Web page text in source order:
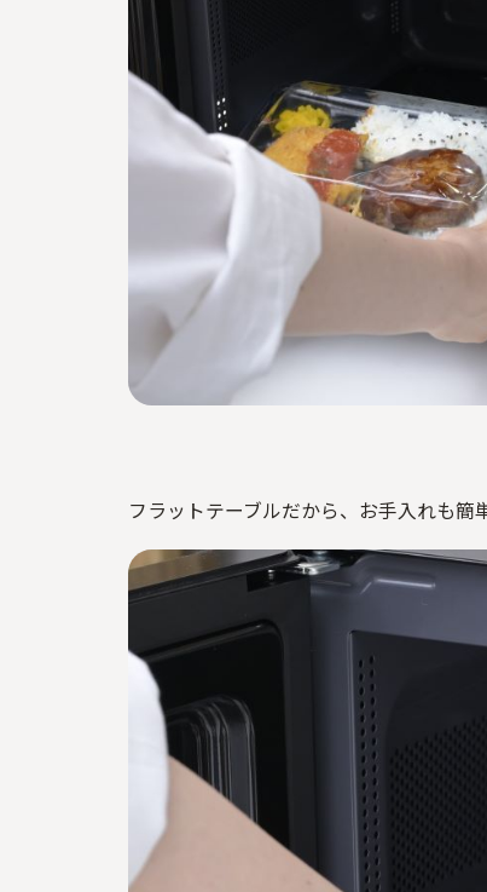
フラットテーブルだから、お手入れも簡